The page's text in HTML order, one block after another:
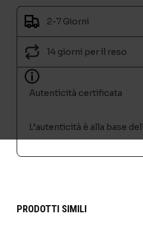
2-7 Giorni
14 giorni per il reso
Autenticità certificata
L’autenticità è alla base
PRODOTTI SIMILI